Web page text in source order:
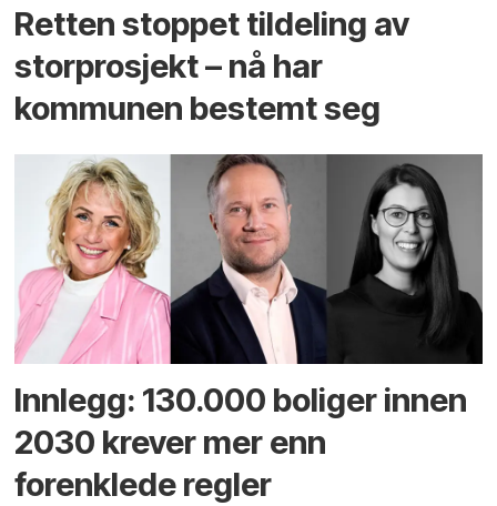
Retten stoppet tildeling av
storprosjekt – nå har
kommunen bestemt seg
Innlegg: 130.000 boliger innen
2030 krever mer enn
forenklede regler